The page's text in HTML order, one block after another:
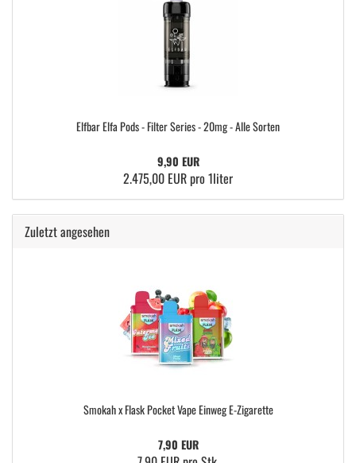
Elfbar Elfa Pods - Filter Series - 20mg - Alle Sorten
9,90 EUR
2.475,00 EUR pro 1liter
Zuletzt angesehen
Smokah x Flask Pocket Vape Einweg E-Zigarette
7,90 EUR